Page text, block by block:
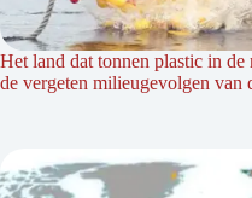
Het land dat tonnen plastic in
de vergeten milieugevolgen van